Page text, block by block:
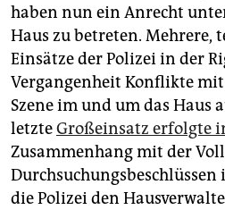
haben nun ein Anrecht
Haus zu betreten. Mehrere,
Einsätze der Polizei in der
Vergangenheit Konflikte
Szene im und um das Haus
letzteGroßeinsatz erfolgte
Zusammenhang mit der
die Polizei den